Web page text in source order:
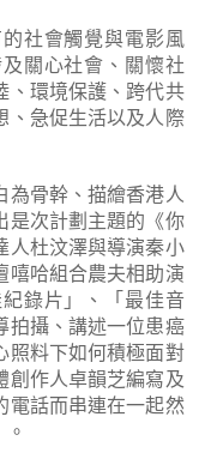
社會觸覺與電影風
關心社會、關懷社
、環境保護、跨代共
、急促生活以及人際
為骨幹、描繪香港人
是次計劃主題的《你
人杜汶澤與導演秦小
嘻哈組合農夫相助演
錄片」、「最佳音
拍攝、講述一位患癌
照料下如何積極面對
創作人卓韻芝編寫及
電話而串連在一起然